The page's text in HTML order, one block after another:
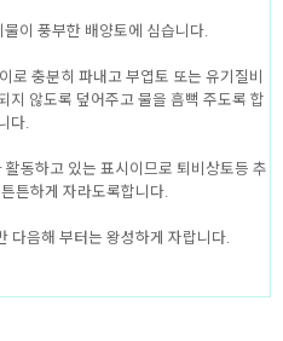
이 풍부한 배양토에 심습니다.
로 충분히 파내고 부엽토 또는 유기질비
지 않도록 덮어주고 물을 흠뻑 주도록 합
다.
동하고 있는 표시이므로 퇴비상토등 추
튼하게 자라도록합니다.
다음해 부터는 왕성하게 자랍니다.